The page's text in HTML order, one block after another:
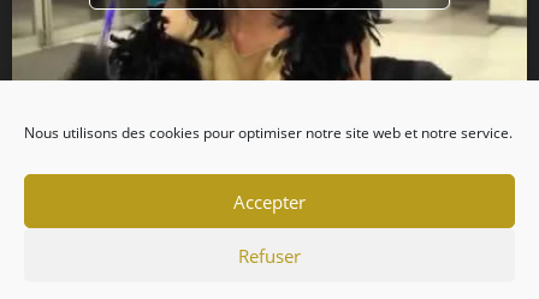
Nous utilisons des cookies pour optimiser notre site web et notre service.
Accepter
Refuser